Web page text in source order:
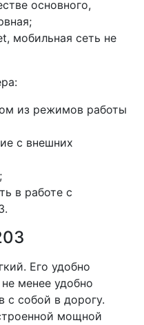
основного,
мобильная сеть не
из режимов работы
с внешних
в работе с
Его удобно
менее удобно
с собой в дорогу.
мощной